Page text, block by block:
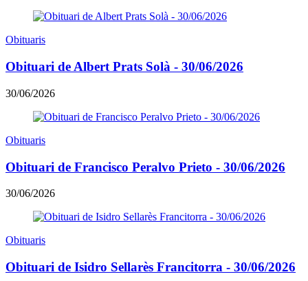
Obituaris
Obituari de Albert Prats Solà - 30/06/2026
30/06/2026
Obituaris
Obituari de Francisco Peralvo Prieto - 30/06/2026
30/06/2026
Obituaris
Obituari de Isidro Sellarès Francitorra - 30/06/2026